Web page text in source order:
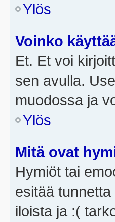
Ylös
Voinko
Et. Et voi
sen avulla.
muodossa ja
Ylös
Mitä ovat
Hymiöt tai
esitää
iloista ja :(